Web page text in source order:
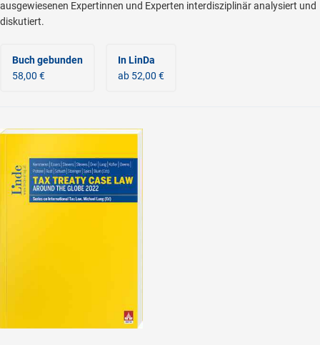
ausgewiesenen Expertinnen und Experten interdisziplinär analysiert und
diskutiert.
Buch gebunden
58,00 €
In LinDa
ab 52,00 €